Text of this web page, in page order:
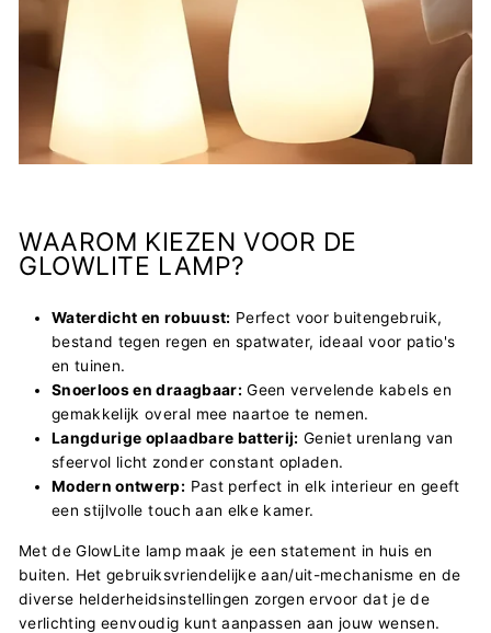
WAAROM KIEZEN VOOR DE
GLOWLITE LAMP?
Waterdicht en robuust: Perfect voor buitengebruik,
bestand tegen regen en spatwater, ideaal voor patio's
en tuinen.
Snoerloos en draagbaar:Geen vervelende kabels en
gemakkelijk overal mee naartoe te nemen.
Langdurige oplaadbare batterij: Geniet urenlang van
sfeervol licht zonder constant opladen.
Modern ontwerp: Past perfect in elk interieur en geeft
een stijlvolle touch aan elke kamer.
Met de GlowLite lamp maak je een statement in huis en
buiten. Het gebruiksvriendelijke aan/uit-mechanisme en de
diverse helderheidsinstellingen zorgen ervoor dat je de
verlichting eenvoudig kunt aanpassen aan jouw wensen.